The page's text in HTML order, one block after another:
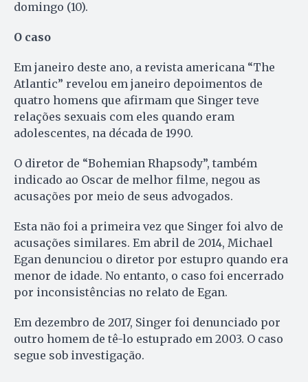
domingo (10).
O caso
Em janeiro deste ano, a revista americana “The
Atlantic” revelou em janeiro depoimentos de
quatro homens que afirmam que Singer teve
relações sexuais com eles quando eram
adolescentes, na década de 1990.
O diretor de “Bohemian Rhapsody”, também
indicado ao Oscar de melhor filme, negou as
acusações por meio de seus advogados.
Esta não foi a primeira vez que Singer foi alvo de
acusações similares. Em abril de 2014, Michael
Egan denunciou o diretor por estupro quando era
menor de idade. No entanto, o caso foi encerrado
por inconsistências no relato de Egan.
Em dezembro de 2017, Singer foi denunciado por
outro homem de tê-lo estuprado em 2003. O caso
segue sob investigação.